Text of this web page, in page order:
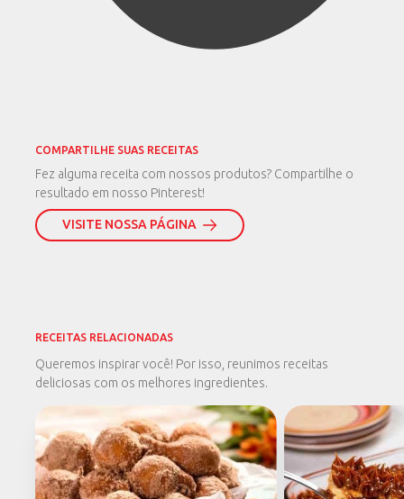
COMPARTILHE SUAS RECEITAS
Fez alguma receita com nossos produtos? Compartilhe o
resultado em nosso Pinterest!
VISITE NOSSA PÁGINA
RECEITAS RELACIONADAS
Queremos inspirar você! Por isso, reunimos receitas
deliciosas com os melhores ingredientes.